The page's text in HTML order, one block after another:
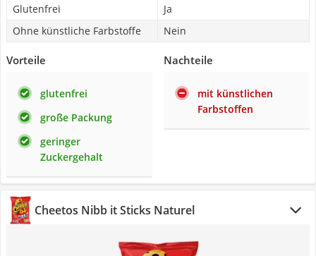
Glutenfrei
Ja
Ohne künstliche Farbstoffe
Nein
Vorteile
glutenfrei
große Packung
geringer
Zuckergehalt
Nachteile
mit künstlichen
Farbstoffen
Cheetos Nibb it Sticks Naturel